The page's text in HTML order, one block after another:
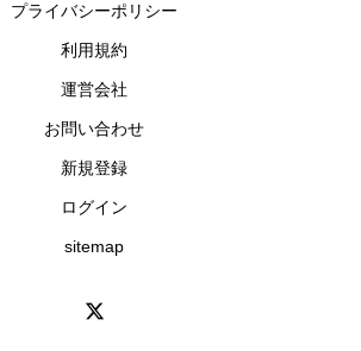
プライバシーポリシー
利用規約
運営会社
お問い合わせ
新規登録
ログイン
sitemap